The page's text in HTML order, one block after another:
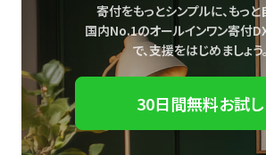
寄付をもっとシンプルに、もっと
国内No.1のオールインワン寄付
で、支援をはじめましょう。
30日間無料お試し